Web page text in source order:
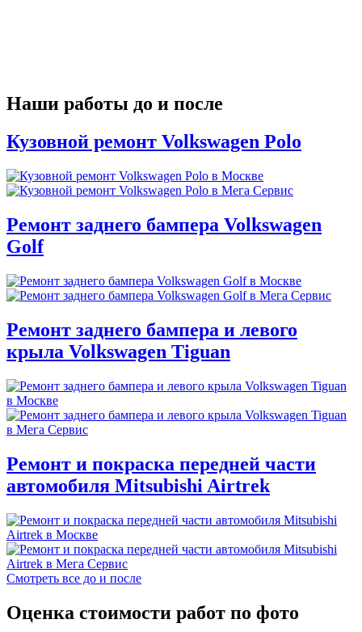
Наши работы до и после
Кузовной ремонт Volkswagen Polo
Ремонт заднего бампера Volkswagen
Golf
Ремонт заднего бампера и левого
крыла Volkswagen Tiguan
Ремонт и покраска передней части
автомобиля Mitsubishi Airtrek
Смотреть все до и после
Оценка стоимости работ по фото